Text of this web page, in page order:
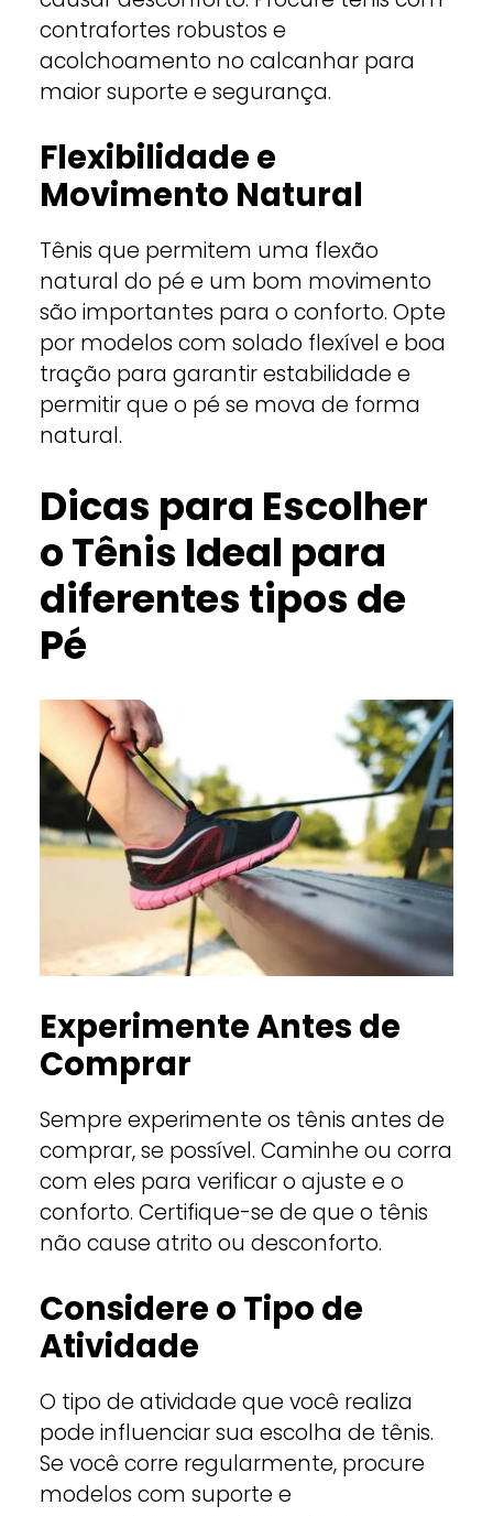
contrafortes robustos e
acolchoamento no calcanhar para
maior suporte e segurança.
Flexibilidade e
Movimento Natural
Tênis que permitem uma flexão
natural do pé e um bom movimento
são importantes para o conforto. Opte
por modelos com solado flexível e boa
tração para garantir estabilidade e
permitir que o pé se mova de forma
natural.
Dicas para Escolher
o Tênis Ideal para
diferentes tipos de
Pé
Experimente Antes de
Comprar
Sempre experimente os tênis antes de
comprar, se possível. Caminhe ou corra
com eles para verificar o ajuste e o
conforto. Certifique-se de que o tênis
não cause atrito ou desconforto.
Considere o Tipo de
Atividade
O tipo de atividade que você realiza
pode influenciar sua escolha de tênis.
Se você corre regularmente, procure
modelos com suporte e